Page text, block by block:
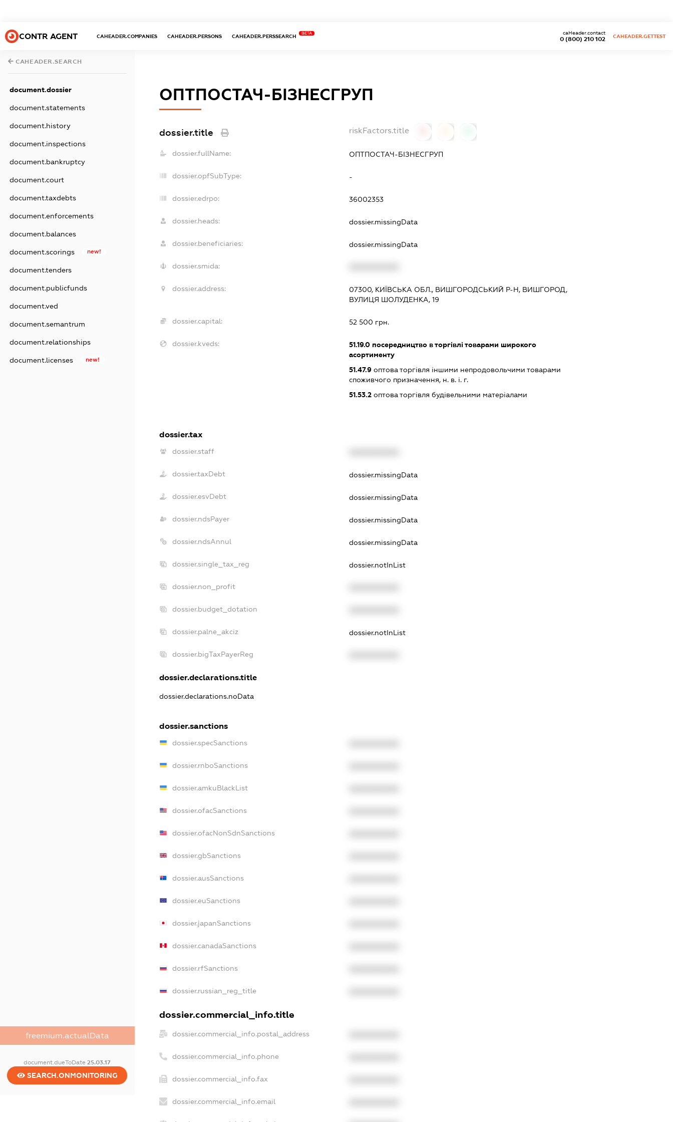
CONTR AGENT CAHEADER.COMPANIES CAHEADER.PERSONS CAHEADER.PERSSEARCH
BETA
0 (800) 210 102
caHeader.contact
CAHEADER.GETTEST
CAHEADER.SEARCH
document.dossier
document.statements
document.history
document.inspections
document.bankruptcy
document.court
document.taxdebts
document.enforcements
document.balances
document.scorings new!
document.tenders
document.publicfunds
document.ved
document.semantrum
document.relationships
document.licenses new!
freemium.actualData
document.dueToDate25.03.17
SEARCH.ONMONITORING
ОПТПОСТАЧ-БІЗНЕСГРУП
dossier.title riskFactors.title
dossier.fullName: ОПТПОСТАЧ-БІЗНЕСГРУП
dossier.opfSubType: -
dossier.edrpo: 36002353
dossier.heads: dossier.missingData
dossier.beneficiaries: dossier.missingData
dossier.smida:
dossier.address:
07300, КИЇВСЬКА ОБЛ., ВИШГОРОДСЬКИЙ Р-Н, ВИШГОРОД,
ВУЛИЦЯ ШОЛУДЕНКА, 19
dossier.capital: 52 500 грн.
dossier.kveds: 51.19.0 посередництво в торгівлі товарами широкого
асортименту
51.47.9 оптова торгівля іншими непродовольчими товарами
споживчого призначення, н. в. і. г.
51.53.2 оптова торгівля будівельними матеріалами
dossier.tax
dossier.staff
dossier.taxDebt dossier.missingData
dossier.esvDebt dossier.missingData
dossier.ndsPayer dossier.missingData
dossier.ndsAnnul dossier.missingData
dossier.single_tax_reg dossier.notInList
dossier.non_profit
dossier.budget_dotation
dossier.palne_akciz dossier.notInList
dossier.bigTaxPayerReg
dossier.declarations.title
dossier.declarations.noData
dossier.sanctions
dossier.specSanctions
dossier.rnboSanctions
dossier.amkuBlackList
dossier.ofacSanctions
dossier.ofacNonSdnSanctions
dossier.gbSanctions
dossier.ausSanctions
dossier.euSanctions
dossier.japanSanctions
dossier.canadaSanctions
dossier.rfSanctions
dossier.russian_reg_title
dossier.commercial_info.title
dossier.commercial_info.postal_address
dossier.commercial_info.phone
dossier.commercial_info.fax
dossier.commercial_info.email